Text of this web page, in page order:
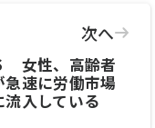
次へ
女性、高齢者
急速に労働市場
流入している